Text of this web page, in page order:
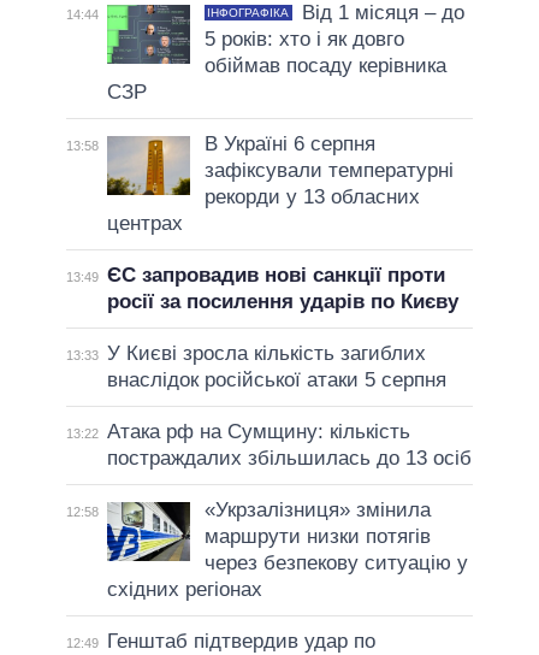
14:44 ІНФОГРАФІКА
Від 1 місяця – до
5 років: хто і як довго
обіймав посаду керівника
СЗР
13:58
В Україні 6 серпня
зафіксували температурні
рекорди у 13 обласних
центрах
13:49 ЄС запровадив нові санкції проти
росії за посилення ударів по Києву
13:33 У Києві зросла кількість загиблих
внаслідок російської атаки 5 серпня
13:22 Атака рф на Сумщину: кількість
постраждалих збільшилась до 13 осіб
12:58
«Укрзалізниця» змінила
маршрути низки потягів
через безпекову ситуацію у
східних регіонах
12:49
Генштаб підтвердив удар по